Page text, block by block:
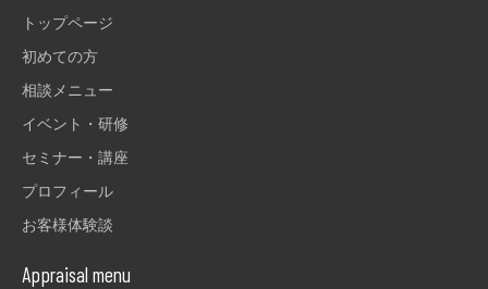
トップページ
初めての方
相談メニュー
イベント・研修
セミナー・講座
プロフィール
お客様体験談
Appraisal menu